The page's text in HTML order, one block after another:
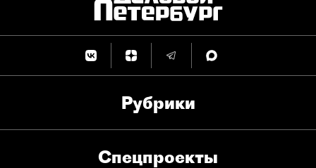
Рубрики
Спец­проекты